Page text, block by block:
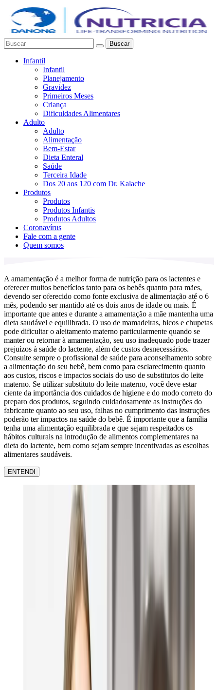
Buscar
Infantil
Infantil
Planejamento
Gravidez
Primeiros Meses
Criança
Dificuldades Alimentares
Adulto
Adulto
Alimentação
Bem-Estar
Dieta Enteral
Saúde
Terceira Idade
Dos 20 aos 120 com Dr. Kalache
Produtos
Produtos
Produtos Infantis
Produtos Adultos
Coronavírus
Fale com a gente
Quem somos
A amamentação é a melhor forma de nutrição para os lactentes e
oferecer muitos benefícios tanto para os bebês quanto para mães,
devendo ser oferecido como fonte exclusiva de alimentação até o 6
mês, podendo ser mantido até os dois anos de idade ou mais. É
importante que antes e durante a amamentação a mãe mantenha uma
dieta saudável e equilibrada. O uso de mamadeiras, bicos e chupetas
pode dificultar o aleitamento materno particularmente quando se
manter ou retornar à amamentação, seu uso inadequado pode trazer
prejuízos à saúde do lactente, além de custos desnecessários.
Consulte sempre o profissional de saúde para aconselhamento sobre
a alimentação do seu bebê, bem como para esclarecimento quanto
aos custos, riscos e impactos sociais do uso de substitutos do leite
materno. Se utilizar substituto do leite materno, você deve estar
ciente da importância dos cuidados de higiene e do modo correto do
preparo dos produtos, seguindo cuidadosamente as instruções do
fabricante quanto ao seu uso, falhas no cumprimento das instruções
poderão ter impactos na saúde do bebê. É importante que a família
tenha uma alimentação equilibrada e que sejam respeitados os
hábitos culturais na introdução de alimentos complementares na
dieta do lactente, bem como sejam sempre incentivadas as escolhas
alimentares saudáveis.
ENTENDI